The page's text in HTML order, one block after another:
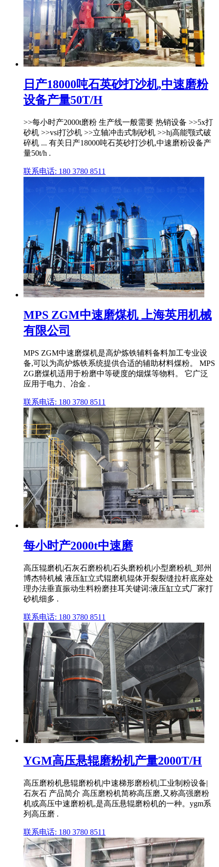
日产18000吨石英砂打沙机,中速磨粉
设备产量50T/H
>>每小时产2000t磨粉 生产线一般需要 热销设备 >>5x打
砂机 >>vsi打沙机 >>立轴冲击式制砂机 >>hj高能颚式破
碎机 ... 有关日产18000吨石英砂打沙机,中速磨粉设备产
量50t/h .
联系电话: 180 3780 8511
MPS ZGM中速磨煤机 上海英用机械
有限公司
MPS ZGM中速磨煤机是高炉炼铁辅料备料加工专业设
备,可以为高炉炼铁系统提供合适的辅助材料煤粉。 MPS
ZG磨煤机适用于粉磨中等硬度的烟煤等物料。 它广泛
应用于电力、冶金 .
联系电话: 180 3780 8511
每小时产2000t中速磨
高压辊磨机|石灰石磨粉机|石头磨粉机|小型磨粉机_郑州
博杰特机械 液压缸立式辊磨机辊体开裂裂缝拉杆底座处
理办法垂直振动生料粉磨挂耳关键词:液压缸立式厂家打
砂机细多 .
联系电话: 180 3780 8511
YGM高压悬辊磨粉机产量2000T/H
高压磨粉机悬辊磨粉机|中速梯形磨粉机|工业制粉设备|
石灰石 产品简介 高压磨粉机简称高压磨,又称高强磨粉
机或高压中速磨粉机,是高压悬辊磨粉机的一种。ygm系
列高压磨 .
联系电话: 180 3780 8511